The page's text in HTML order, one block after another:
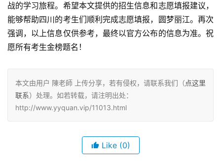
战的学习旅程。希望本文提供的招生信息和志愿填报建议，
能够帮助四川的考生们顺利完成志愿填报，圆梦丽江。再次
强调，以上信息仅供参考，最终以官方公布的信息为准。祝
愿所有考生金榜题名！
本文由用户 陳老師 上传分享，若有侵权，请联系我们（点这里
联系）处理。如若转载，请注明出处：
http://www.yyquan.vip/11013.html
Like (0)